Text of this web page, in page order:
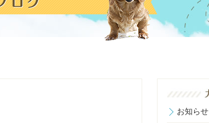
お知らせ